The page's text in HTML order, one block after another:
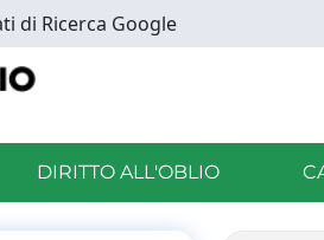
di Ricerca Google
DIRITTO ALL'OBLIO